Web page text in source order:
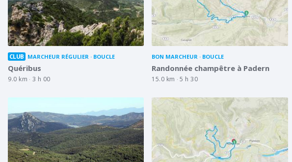
CLUB MARCHEUR RÉGULIER BOUCLE
Quéribus
9.0 km 3 h 00
BON MARCHEUR BOUCLE
Randonnée champêtre à Padern
15.0 km 5 h 30